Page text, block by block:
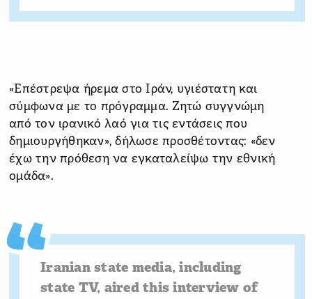
«Επέστρεψα ήρεμα στο Ιράν, υγιέστατη και
σύμφωνα με το πρόγραμμα. Ζητώ συγγνώμη
από τον ιρανικό λαό για τις εντάσεις που
δημιουργήθηκαν», δήλωσε προσθέτοντας: «δεν
έχω την πρόθεση να εγκαταλείψω την εθνική
ομάδα».
Iranian state media, including
state TV, aired this interview of